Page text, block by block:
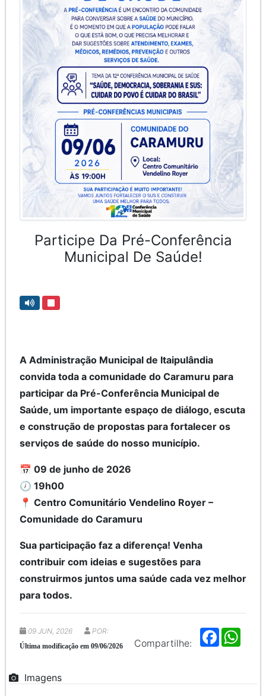
Participe Da Pré-Conferência
Municipal De Saúde!
A Administração Municipal de Itaipulândia
convida toda a comunidade do Caramuru para
participar da Pré-Conferência Municipal de
Saúde, um importante espaço de diálogo, escuta
e construção de propostas para fortalecer os
serviços de saúde do nosso município.
📅 09 de junho de 2026
🕖 19h00
📍 Centro Comunitário Vendelino Royer –
Comunidade do Caramuru
Sua participação faz a diferença! Venha
contribuir com ideias e sugestões para
construirmos juntos uma saúde cada vez melhor
para todos.
Compartilhe:
F
a
09 JUN, 2026 POR:
Última modificação em 09/06/2026
Imagens